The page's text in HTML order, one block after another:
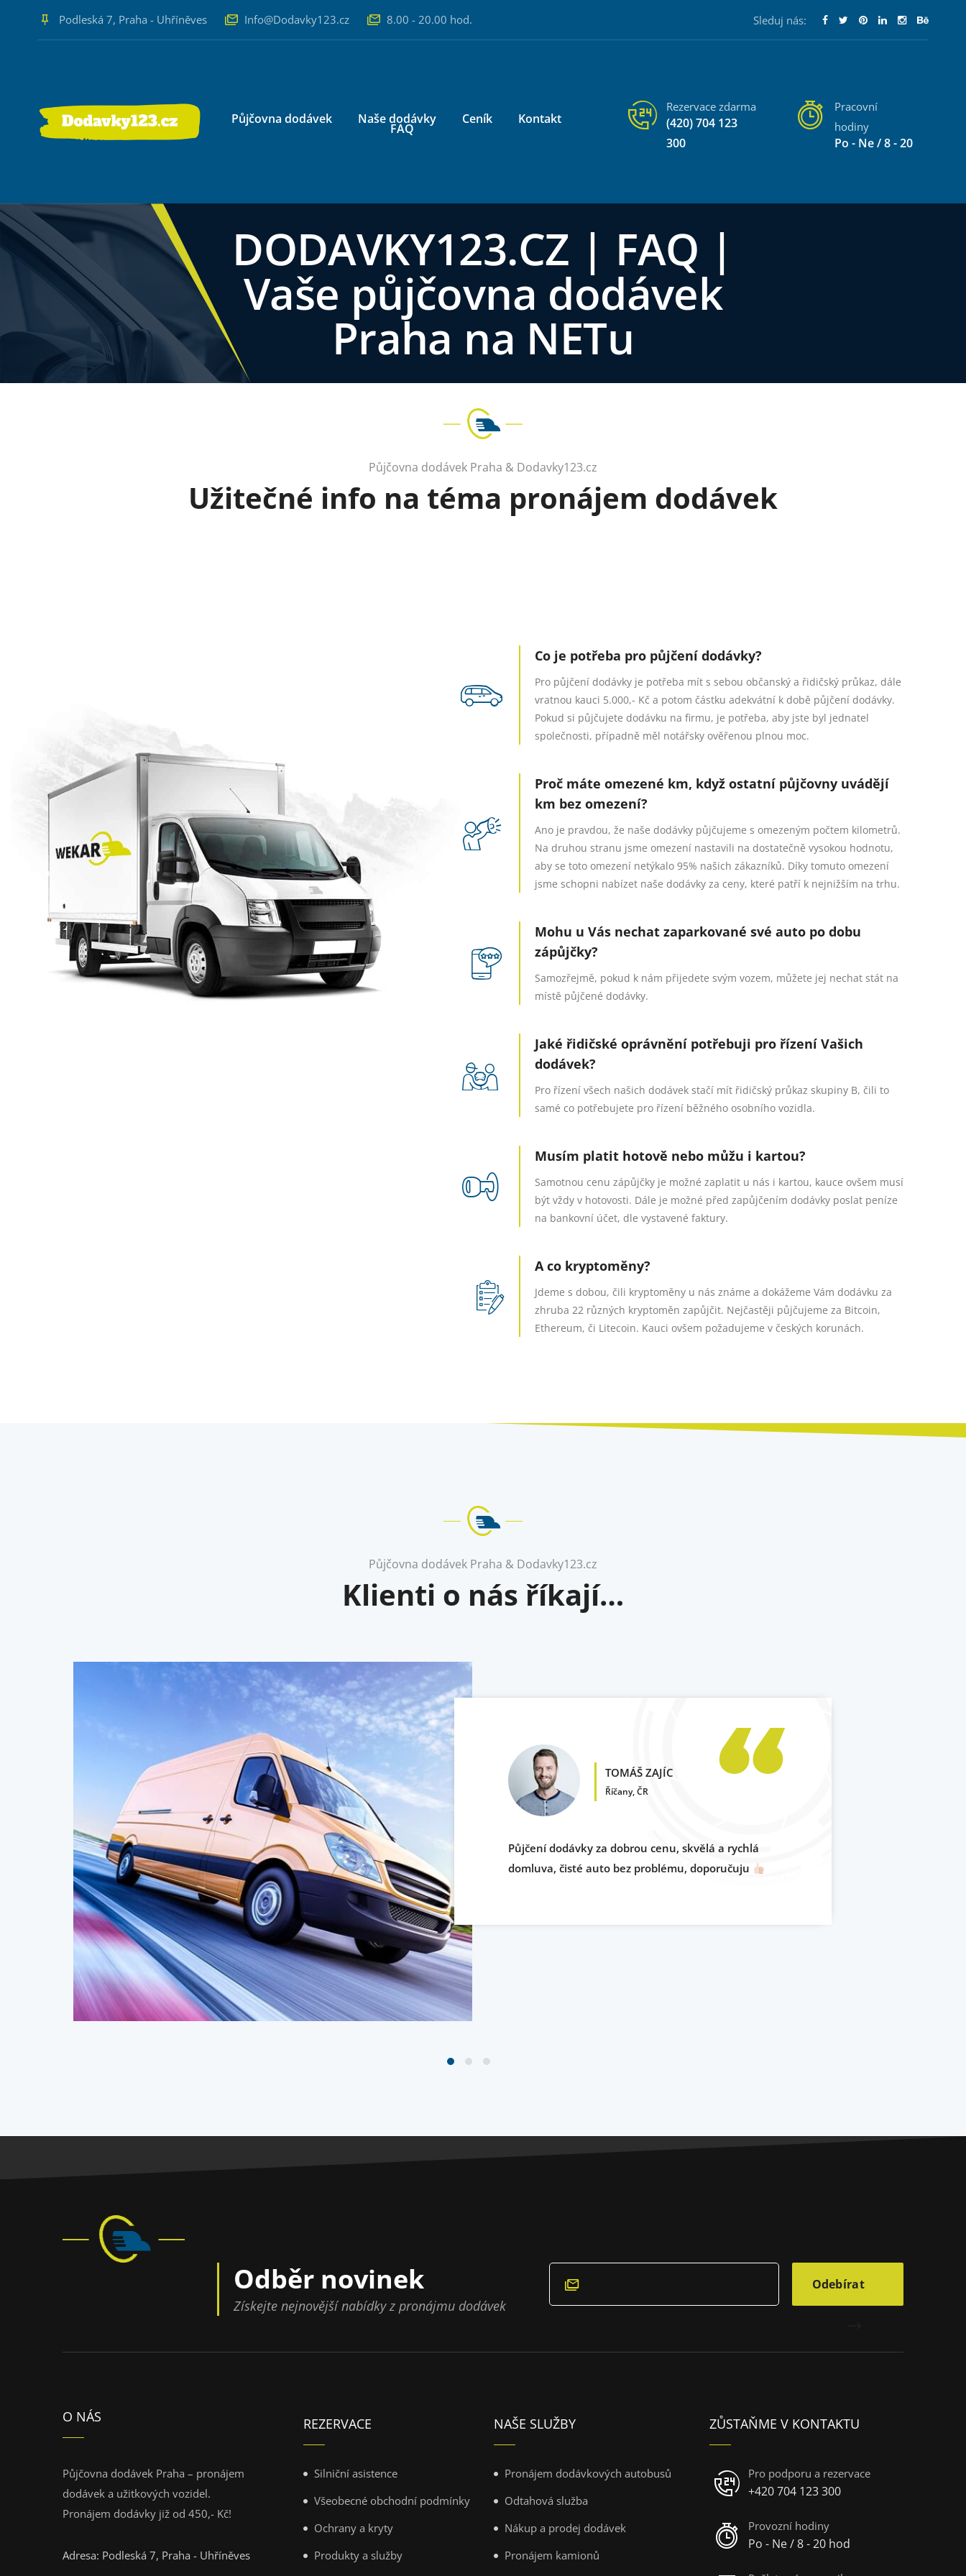
Podleská 7, Praha - Uhříněves Info@Dodavky123.cz 8.00 - 20.00 hod. Sleduj nás:
Půjčovna dodávek Naše dodávky Ceník Kontakt
FAQ
Rezervace zdarma
(420) 704 123
300
Pracovní
hodiny
Po - Ne / 8 - 20
DODAVKY123.CZ | FAQ |
Vaše půjčovna dodávek
Praha na NETu
Půjčovna dodávek Praha & Dodavky123.cz
Užitečné info na téma pronájem dodávek
Co je potřeba pro půjčení dodávky?
Pro půjčení dodávky je potřeba mít s sebou občanský a řidičský průkaz, dále
vratnou kauci 5.000,- Kč a potom částku adekvátní k době půjčení dodávky.
Pokud si půjčujete dodávku na firmu, je potřeba, aby jste byl jednatel
společnosti, případně měl notářsky ověřenou plnou moc.
Proč máte omezené km, když ostatní půjčovny uvádějí
km bez omezení?
Ano je pravdou, že naše dodávky půjčujeme s omezeným počtem kilometrů.
Na druhou stranu jsme omezení nastavili na dostatečně vysokou hodnotu,
aby se toto omezení netýkalo 95% našich zákazníků. Díky tomuto omezení
jsme schopni nabízet naše dodávky za ceny, které patří k nejnižším na trhu.
Mohu u Vás nechat zaparkované své auto po dobu
zápůjčky?
Samozřejmě, pokud k nám přijedete svým vozem, můžete jej nechat stát na
místě půjčené dodávky.
Jaké řidičské oprávnění potřebuji pro řízení Vašich
dodávek?
Pro řízení všech našich dodávek stačí mít řidičský průkaz skupiny B, čili to
samé co potřebujete pro řízení běžného osobního vozidla.
Musím platit hotově nebo můžu i kartou?
Samotnou cenu zápůjčky je možné zaplatit u nás i kartou, kauce ovšem musí
být vždy v hotovosti. Dále je možné před zapůjčením dodávky poslat peníze
na bankovní účet, dle vystavené faktury.
A co kryptoměny?
Jdeme s dobou, čili kryptoměny u nás známe a dokážeme Vám dodávku za
zhruba 22 různých kryptoměn zapůjčit. Nejčastěji půjčujeme za Bitcoin,
Ethereum, či Litecoin. Kauci ovšem požadujeme v českých korunách.
Půjčovna dodávek Praha & Dodavky123.cz
Klienti o nás říkají…
Půjčení dodávky za dobrou cenu, skvělá a rychlá
domluva, čisté auto bez problému, doporučuju
TOMÁŠ ZAJÍC
Říčany, ČR
Půjčovna dodávek Praha – Dodavky123.cz mě
zachránila na poslední chvíli. Velký dík patří hlavně
ochotnému pánovi. Zapůjčka dodávky proběhla
totiž o víkendu, a naprosto bez problémů!
KAČKA RÝPALOVÁ
Praha - Uhříněves, ČR
Odběr novinek
Získejte nejnovější nabídky z pronájmu dodávek
Odebírat
O NÁS
Půjčovna dodávek Praha – pronájem
dodávek a užitkových vozidel.
Pronájem dodávky již od 450,- Kč!
Adresa: Podleská 7, Praha - Uhříněves
REZERVACE
Silniční asistence
Všeobecné obchodní podmínky
Ochrany a kryty
Produkty a služby
NAŠE SLUŽBY
Pronájem dodávkových autobusů
Odtahová služba
Nákup a prodej dodávek
Pronájem kamionů
ZŮSTAŇME V KONTAKTU
Pro podporu a rezervace
+420 704 123 300
Provozní hodiny
Po - Ne / 8 - 20 hod